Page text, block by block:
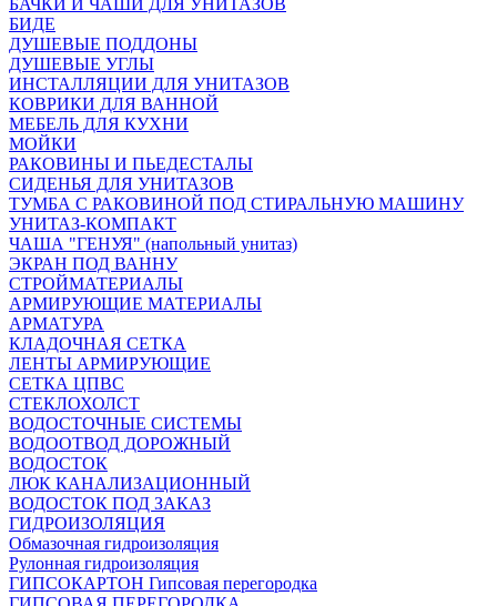
БАЧКИ И ЧАШИ ДЛЯ УНИТАЗОВ
БИДЕ
ДУШЕВЫЕ ПОДДОНЫ
ДУШЕВЫЕ УГЛЫ
ИНСТАЛЛЯЦИИ ДЛЯ УНИТАЗОВ
КОВРИКИ ДЛЯ ВАННОЙ
МЕБЕЛЬ ДЛЯ КУХНИ
МОЙКИ
РАКОВИНЫ И ПЬЕДЕСТАЛЫ
СИДЕНЬЯ ДЛЯ УНИТАЗОВ
ТУМБА С РАКОВИНОЙ ПОД СТИРАЛЬНУЮ МАШИНУ
УНИТАЗ-КОМПАКТ
ЧАША "ГЕНУЯ" (напольный унитаз)
ЭКРАН ПОД ВАННУ
СТРОЙМАТЕРИАЛЫ
АРМИРУЮЩИЕ МАТЕРИАЛЫ
АРМАТУРА
КЛАДОЧНАЯ СЕТКА
ЛЕНТЫ АРМИРУЮЩИЕ
СЕТКА ЦПВС
СТЕКЛОХОЛСТ
ВОДОСТОЧНЫЕ СИСТЕМЫ
ВОДООТВОД ДОРОЖНЫЙ
ВОДОСТОК
ЛЮК КАНАЛИЗАЦИОННЫЙ
ВОДОСТОК ПОД ЗАКАЗ
ГИДРОИЗОЛЯЦИЯ
Обмазочная гидроизоляция
Рулонная гидроизоляция
ГИПСОКАРТОН Гипсовая перегородка